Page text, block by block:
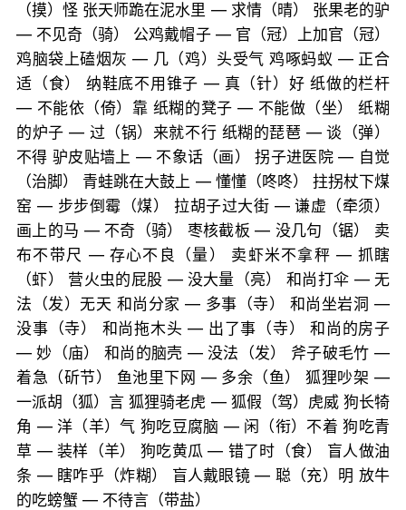
（摸）怪 张天师跪在泥水里 — 求情（晴） 张果老的驴
— 不见奇（骑） 公鸡戴帽子 — 官（冠）上加官（冠）
鸡脑袋上磕烟灰 — 几（鸡）头受气 鸡啄蚂蚁 — 正合
适（食） 纳鞋底不用锥子 — 真（针）好 纸做的栏杆
— 不能依（倚）靠 纸糊的凳子 — 不能做（坐） 纸糊
的炉子 — 过（锅）来就不行 纸糊的琵琶 — 谈（弹）
不得 驴皮贴墙上 — 不象话（画） 拐子进医院 — 自觉
（治脚） 青蛙跳在大鼓上 — 懂懂（咚咚） 拄拐杖下煤
窑 — 步步倒霉（煤） 拉胡子过大街 — 谦虚（牵须）
画上的马 — 不奇（骑） 枣核截板 — 没几句（锯） 卖
布不带尺 — 存心不良（量） 卖虾米不拿秤 — 抓瞎
（虾） 营火虫的屁股 — 没大量（亮） 和尚打伞 — 无
法（发）无天 和尚分家 — 多事（寺） 和尚坐岩洞 —
没事（寺） 和尚拖木头 — 出了事（寺） 和尚的房子
— 妙（庙） 和尚的脑壳 — 没法（发） 斧子破毛竹 —
着急（斫节） 鱼池里下网 — 多余（鱼） 狐狸吵架 —
一派胡（狐）言 狐狸骑老虎 — 狐假（驾）虎威 狗长犄
角 — 洋（羊）气 狗吃豆腐脑 — 闲（衔）不着 狗吃青
草 — 装样（羊） 狗吃黄瓜 — 错了时（食） 盲人做油
条 — 瞎咋乎（炸糊） 盲人戴眼镜 — 聪（充）明 放牛
的吃螃蟹 — 不待言（带盐）